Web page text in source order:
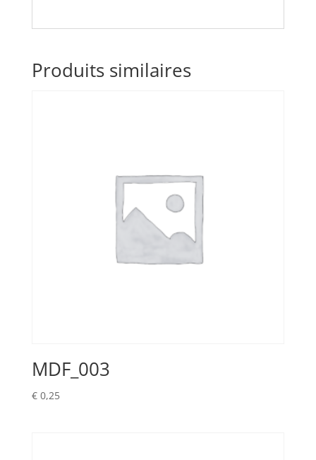
Produits similaires
MDF_003
€0,25